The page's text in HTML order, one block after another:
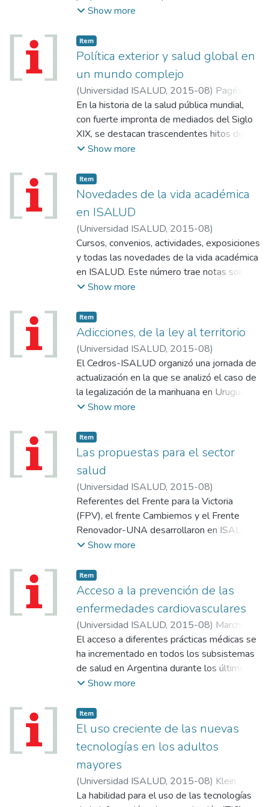
habilidades para la toma de decisiones
derechos sexuales y reproductivos.
Show more
Item
Política exterior y salud global en
un mundo complejo
(Universidad ISALUD, 2015-08) Pagés,
José Antonio
En la historia de la salud pública mundial,
con fuerte impronta de mediados del Siglo
XIX, se destacan trascendentes hitos donde
la dinámica de relaciones políticas,
las naciones, fue el mecanismo primordial de
negociación para encontrar solución a
problemas sanitarios que han afectado a la
humanidad.
Show more
Item
Novedades de la vida académica
en ISALUD
(Universidad ISALUD, 2015-08)
Cursos, convenios, actividades, exposiciones
y todas las novedades de la vida académica
en ISALUD. Este número trae notas sobre:
Proyecto LASALUS; 24º Jornadas
de Economía de la Salud; Seminarios del
Programa de Investigación Aplicada en
Salud (PIAS 2). Entrega de Becas ISALUD
2015-2016; La Universidad ISALUD en
Río Grande; IV Congreso de ALASAG en
Buenos Aires; Convenio con la Universidad
Nacional de Jujuy (UNJu); Participación de
II Seminario Internacional “Alimentos y
Salud: Tendencias y Regulaciones”;
Presentación: nuevo libro del Dr. Carlos
Díaz; ELANS: primera publicación; Módulo
Internacional: Washington 2015; Jornada de
Capacitación en Fitness y Obesidad;
Incorporaciones bibliográficas; Graduados.
Show more
Item
Adicciones, de la ley al territorio
(Universidad ISALUD, 2015-08)
El Cedros-ISALUD organizó una jornada de
actualización en la que se analizó el caso de
la legalización de la marihuana en Uruguay –
que ya permite hacer un primer análisis–, la
en la Argentina y la atención de los adictos
y el papel que desempeñan los ex adictos
en esos tratamientos.
Show more
Item
Las propuestas para el sector
salud
(Universidad ISALUD, 2015-08)
Referentes del Frente para la Victoria
(FPV), el frente Cambiemos y el Frente
Renovador-UNA desarrollaron en ISALUD
los diagnósticos y proyectos que sus
salud.
Show more
Item
Acceso a la prevención de las
enfermedades cardiovasculares
(Universidad ISALUD, 2015-08) Marchioni,
Cynthia;Langsam, Martín;Jorgensen, Natalia
El acceso a diferentes prácticas médicas se
ha incrementado en todos los subsistemas
de salud en Argentina durante los últimos
años. Sin embargo, y a pesar de los
desfavorecidas, el aumento en estos
segmentos ha sido menor al esperado. En
un contexto creciente de la relevancia de las
enfermedades crónicas no transmisibles
(ECNT), el sistema de salud se enfrenta a
desafíos para los cuales no está
adecuadamente preparado, no sólo en
Show more
Item
El uso creciente de las nuevas
tecnologías en los adultos
mayores
(Universidad ISALUD, 2015-08) Klein,
Alejandro
La habilidad para el uso de las tecnologías